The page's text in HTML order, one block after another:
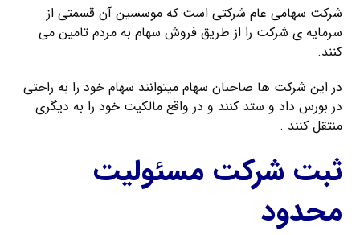
شرکت سهامی عام شرکتی است که موسسین آن قسمتی از
سرمایه ی شرکت را از طریق فروش سهام به مردم تامین می
کنند.
در این شرکت ها صاحبان سهام میتوانند سهام خود را به راحتی
در بورس داد و ستد کنند و در واقع مالکیت خود را به دیگری
منتقل کنند .
ثبت شرکت مسئولیت
محدود